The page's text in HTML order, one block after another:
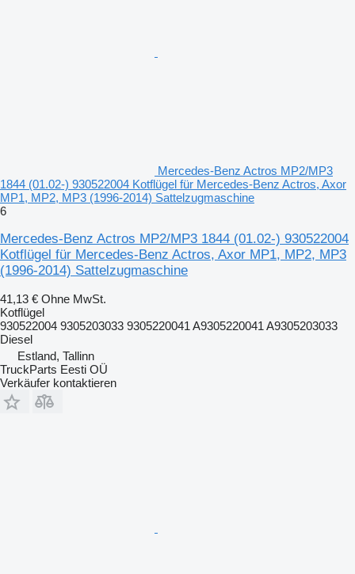
Mercedes-Benz Actros MP2/MP3
1844 (01.02-) 930522004 Kotflügel für Mercedes-Benz Actros, Axor
MP1, MP2, MP3 (1996-2014) Sattelzugmaschine
6
Mercedes-Benz Actros MP2/MP3 1844 (01.02-) 930522004
Kotflügel für Mercedes-Benz Actros, Axor MP1, MP2, MP3
(1996-2014) Sattelzugmaschine
41,13 € Ohne MwSt.
Kotflügel
930522004 9305203033 9305220041 A9305220041 A9305203033
Diesel
Estland, Tallinn
TruckParts Eesti OÜ
Verkäufer kontaktieren